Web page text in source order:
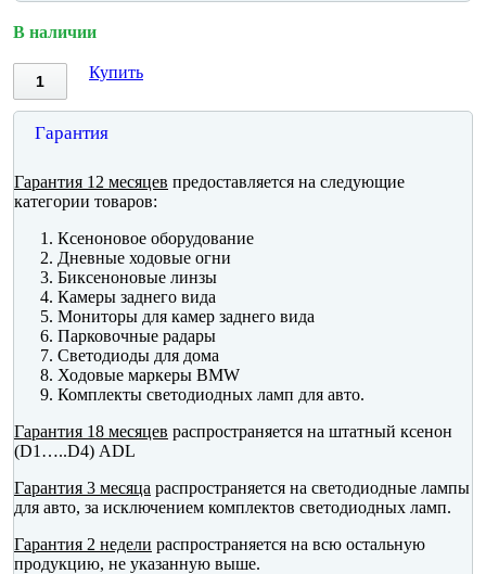
В наличии
Купить
Гарантия
Гарантия 12 месяцев предоставляется на следующие
категории товаров:
Ксеноновое оборудование
Дневные ходовые огни
Биксеноновые линзы
Камеры заднего вида
Мониторы для камер заднего вида
Парковочные радары
Светодиоды для дома
Ходовые маркеры BMW
Комплекты светодиодных ламп для авто.
Гарантия 18 месяцев распространяется на штатный ксенон
(D1…..D4) ADL
Гарантия 3 месяца распространяется на светодиодные лампы
для авто, за исключением комплектов светодиодных ламп.
Гарантия 2 недели распространяется на всю остальную
продукцию, не указанную выше.